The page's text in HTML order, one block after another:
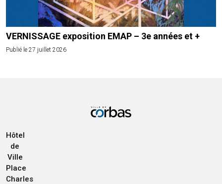
VERNISSAGE exposition EMAP – 3e années et +
Publié le 27 juillet 2026
Hôtel
de
Ville
Place
Charles